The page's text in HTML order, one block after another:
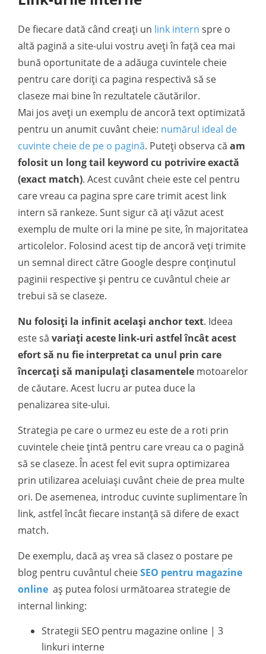
De fiecare dată când creați un link intern spre o
altă pagină a site-ului vostru aveți în față cea mai
bună oportunitate de a adăuga cuvintele cheie
pentru care doriți ca pagina respectivă să se
claseze mai bine în rezultatele căutărilor.
Mai jos aveți un exemplu de ancoră text optimizată
pentru un anumit cuvânt cheie: numărul ideal de
cuvinte cheie de pe o pagină. Puteți observa că am
folosit un long tail keyword cu potrivire exactă
(exact match). Acest cuvânt cheie este cel pentru
care vreau ca pagina spre care trimit acest link
intern să rankeze. Sunt sigur că ați văzut acest
exemplu de multe ori la mine pe site, în majoritatea
articolelor. Folosind acest tip de ancoră veți trimite
un semnal direct către Google despre conținutul
paginii respective și pentru ce cuvântul cheie ar
trebui să se claseze.
Nu folosiți la infinit același anchor text. Ideea
este să variați aceste link-uri astfel încât acest
efort să nu fie interpretat ca unul prin care
încercați să manipulați clasamentele motoarelor
de căutare. Acest lucru ar putea duce la
penalizarea site-ului.
Strategia pe care o urmez eu este de a roti prin
cuvintele cheie țintă pentru care vreau ca o pagină
să se claseze. În acest fel evit supra optimizarea
prin utilizarea aceluiași cuvânt cheie de prea multe
ori. De asemenea, introduc cuvinte suplimentare în
link, astfel încât fiecare instanță să difere de exact
match.
De exemplu, dacă aș vrea să clasez o postare pe
blog pentru cuvântul cheieSEO pentru magazine
online aș putea folosi următoarea strategie de
internal linking:
Strategii SEO pentru magazine online | 3
linkuri interne